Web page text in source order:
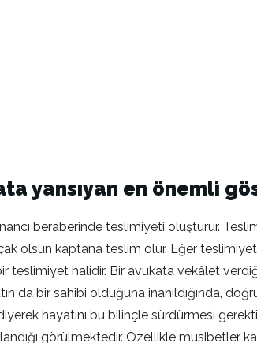
yansıyan en önemli
beraberinde teslimiyeti oluşturur.
olsun kaptana teslim olur. Eğer
teslimiyet halidir. Bir avukata vekâlet
da bir sahibi olduğuna inanıldığında,
hayatını bu bilinçle sürdürmesi
görülmektedir. Özellikle musibetler